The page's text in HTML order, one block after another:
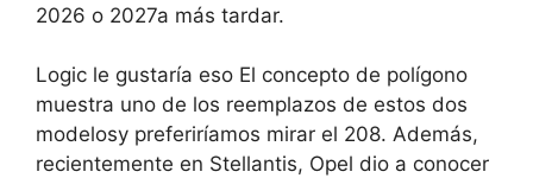
2026 o 2027a más tardar.
Logic le gustaría eso El concepto de polígono
muestra uno de los reemplazos de estos dos
modelosy preferiríamos mirar el 208. Además,
recientemente en Stellantis, Opel dio a conocer